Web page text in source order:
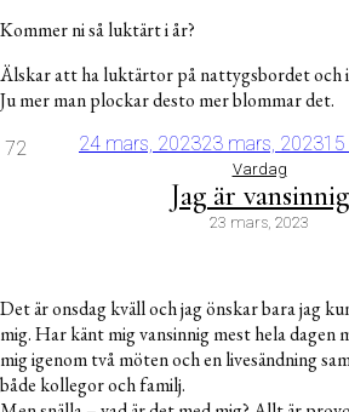
Kommer ni så luktärt i år?
Älskar att ha luktärtor på nattygsbordet
Ju mer man plockar desto mer blommar det.
72 24 mars, 202323 mars, 2023
Vardag
Jag är vansinnig
23 mars, 2023
Det är onsdag kväll och jag önskar bara jag
mig. Har känt mig vansinnig mest hela dagen
mig igenom två möten och en livesändning
både kollegor och familj.